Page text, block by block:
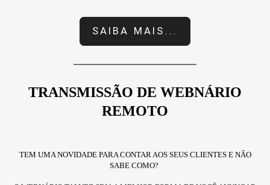
SAIBA MAIS...
TRANSMISSÃO DE WEBNÁRIO
REMOTO
TEM UMA NOVIDADE PARA CONTAR AOS SEUS CLIENTES E NÃO
SABE COMO?